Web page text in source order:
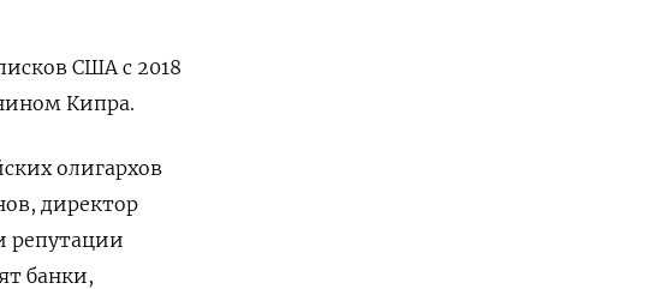
США с 2018
Кипра.
олигархов
директор
репутации
банки,